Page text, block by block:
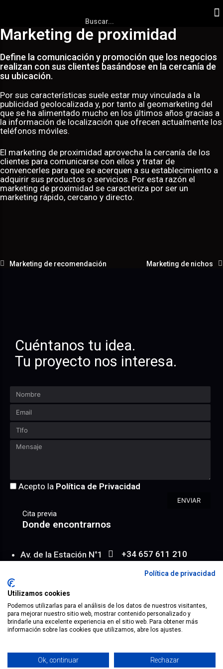
Marketing de proximidad
Define la comunicación y promoción que los negocios
realizan con sus clientes basándose en la cercanía de
su ubicación.
Por sus características suele estar muy vinculada a la
publicidad geolocalizada y, por tanto al geomarketing del
que se ha alimentado mucho en los últimos años gracias a
la información de localización que ofrecen actualmente los
teléfonos móviles.
El marketing de proximidad aprovecha la cercanía de los
clientes para comunicarse con ellos y tratar de
convencerles para que se acerquen a su establecimiento a
adquirir sus productos o servicios. Por esta razón el
marketing de proximidad se caracteriza por ser un
marketing rápido, cercano y directo.
Marketing de recomendación Marketing de nichos
Cuéntanos tu idea.
Tu proyecto nos interesa.
Acepto la Política de Privacidad
ENVIAR
Cita previa
Donde encontrarnos
Av. de la Estación N°1
+34 657 611 210
WhatsApp
Map
Mapa Web Aviso Legal
Política de Privacidad
Política de Cookies
Política de privacidad
Utilizamos cookies
Podemos utilizarlas para el análisis de los datos de nuestros visitantes,
para mejorar nuestro sitio web, mostrar contenido personalizado y
brindarle una excelente experiencia en el sitio web. Para obtener más
información sobre las cookies que utilizamos, abre los ajustes.
Ok, continuar Rechazar